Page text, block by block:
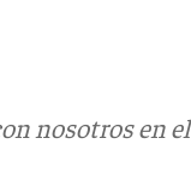
nosotros en el